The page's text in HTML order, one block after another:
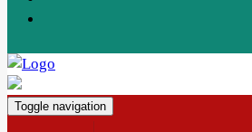
Toggle navigation